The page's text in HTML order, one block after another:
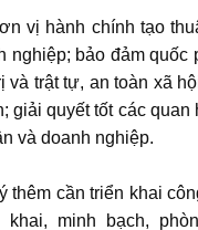
vị hành chính tạo
nghiệp; bảo đảm quốc
và trật tự, an toàn xã
giải quyết tốt các quan
và doanh nghiệp.
thêm cần triển khai
khai, minh bạch,